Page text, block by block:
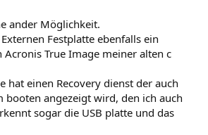
ander Möglichkeit.
Festplatte ebenfalls ein
Acronis True Image meiner alten c
hat einen Recovery dienst der auch
booten angezeigt wird, den ich auch
sogar die USB platte und das